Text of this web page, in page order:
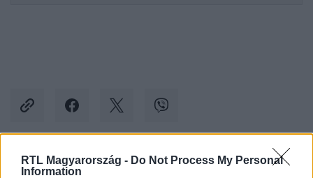
RTL Magyarország - Do Not Process My Personal
Information
Kövess minket, és értesülj a friss hírekről a